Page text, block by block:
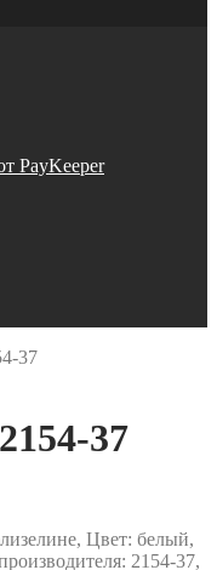
PayKeeper
37
37
Цвет: белый,
2154-37,